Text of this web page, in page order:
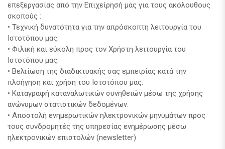
επεξεργασίας από την Επιχείρησή μας για τους ακόλουθους
σκοπούς :
• Τεχνική δυνατότητα για την απρόσκοπτη λειτουργία του
Ιστοτόπου μας.
• Φιλική και εύκολη προς τον Χρήστη λειτουργία του
Ιστοτόπου μας.
• Βελτίωση της διαδικτυακής σας εμπειρίας κατά την
πλοήγηση και χρήση του Ιστοτόπου μας.
• Καταγραφή καταναλωτικών συνηθειών μέσω της χρήσης
ανώνυμων στατιστικών δεδομένων.
• Αποστολή ενημερωτικών ηλεκτρονικών μηνυμάτων προς
τους συνδρομητές της υπηρεσίας ενημέρωσης μέσω
ηλεκτρονικών επιστολών (newsletter)